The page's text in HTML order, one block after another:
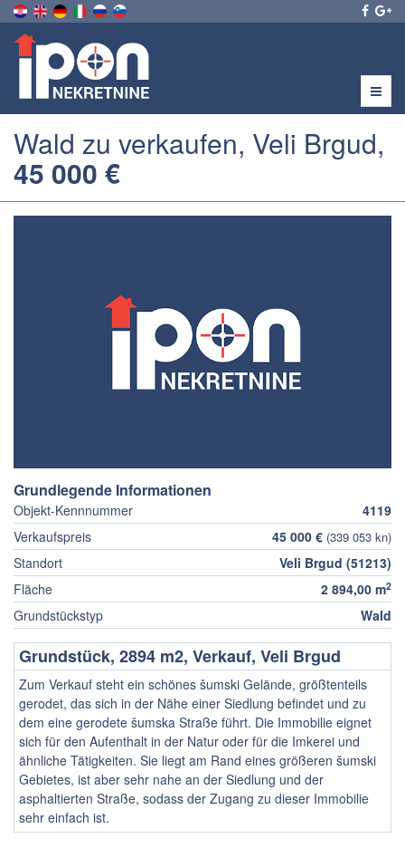
Menu
Wald zu verkaufen, Veli Brgud,
45 000 €
Grundlegende Informationen
Objekt-Kennnummer
4119
Verkaufspreis
45 000 € (339 053 kn)
Standort
Veli Brgud (51213)
Fläche
2 894,00 m2
Grundstückstyp Wald
Grundstück, 2894 m2, Verkauf, Veli Brgud
Zum Verkauf steht ein schönes šumski Gelände, größtenteils
gerodet, das sich in der Nähe einer Siedlung befindet und zu
dem eine gerodete šumska Straße führt. Die Immobilie eignet
sich für den Aufenthalt in der Natur oder für die Imkerei und
ähnliche Tätigkeiten. Sie liegt am Rand eines größeren šumski
Gebietes, ist aber sehr nahe an der Siedlung und der
asphaltierten Straße, sodass der Zugang zu dieser Immobilie
sehr einfach ist.